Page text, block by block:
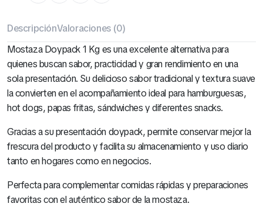
DescripciónValoraciones (0)
Mostaza Doypack 1 Kg es una excelente alternativa para
quienes buscan sabor, practicidad y gran rendimiento en una
sola presentación. Su delicioso sabor tradicional y textura suave
la convierten en el acompañamiento ideal para hamburguesas,
hot dogs, papas fritas, sándwiches y diferentes snacks.
Gracias a su presentación doypack, permite conservar mejor la
frescura del producto y facilita su almacenamiento y uso diario
tanto en hogares como en negocios.
Perfecta para complementar comidas rápidas y preparaciones
favoritas con el auténtico sabor de la mostaza.